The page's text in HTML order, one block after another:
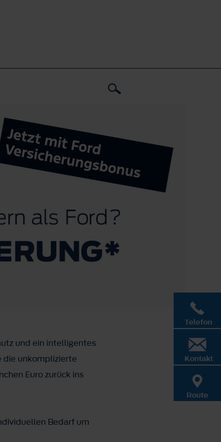
und ein intelligentes
die unkomplizierte
Euro zurück ins
Bedarf um
Telefon
Kontakt
Route